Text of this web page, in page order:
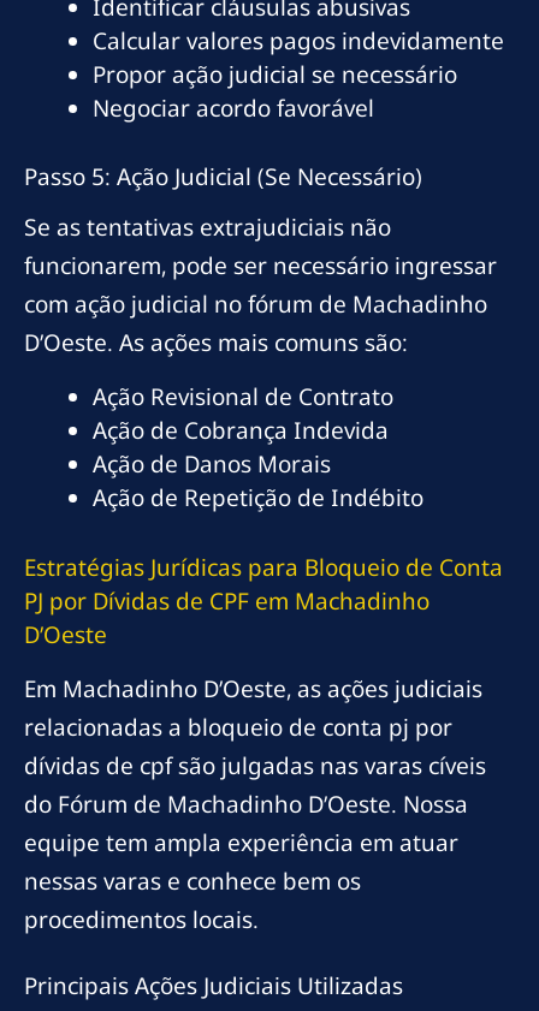
Identificar cláusulas abusivas
Calcular valores pagos indevidamente
Propor ação judicial se necessário
Negociar acordo favorável
Passo 5: Ação Judicial (Se Necessário)
Se as tentativas extrajudiciais não
funcionarem, pode ser necessário ingressar
com ação judicial no fórum de Machadinho
D’Oeste. As ações mais comuns são:
Ação Revisional de Contrato
Ação de Cobrança Indevida
Ação de Danos Morais
Ação de Repetição de Indébito
Estratégias Jurídicas para Bloqueio de Conta
PJ por Dívidas de CPF em Machadinho
D’Oeste
Em Machadinho D’Oeste, as ações judiciais
relacionadas a bloqueio de conta pj por
dívidas de cpf são julgadas nas varas cíveis
do Fórum de Machadinho D’Oeste. Nossa
equipe tem ampla experiência em atuar
nessas varas e conhece bem os
procedimentos locais.
Principais Ações Judiciais Utilizadas